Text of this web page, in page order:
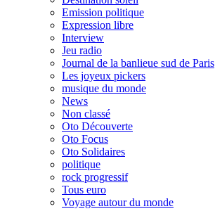
Emission politique
Expression libre
Interview
Jeu radio
Journal de la banlieue sud de Paris
Les joyeux pickers
musique du monde
News
Non classé
Oto Découverte
Oto Focus
Oto Solidaires
politique
rock progressif
Tous euro
Voyage autour du monde